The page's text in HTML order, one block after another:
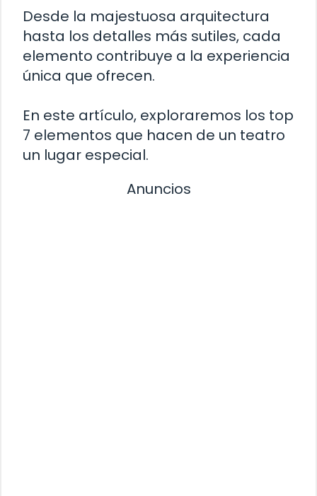
Desde la majestuosa arquitectura
hasta los detalles más sutiles, cada
elemento contribuye a la experiencia
única que ofrecen.
En este artículo, exploraremos los top
7 elementos que hacen de un teatro
un lugar especial.
Anuncios